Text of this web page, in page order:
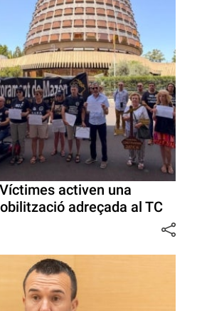
activen una
adreçada al TC